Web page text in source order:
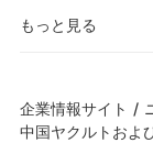
もっと見る
企業情報サイト /
中国ヤクルトおよ